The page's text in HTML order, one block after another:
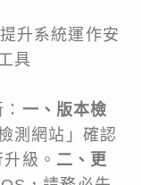
升系統運作安
具
一、版本檢
測網站 」確認
級。 二、更